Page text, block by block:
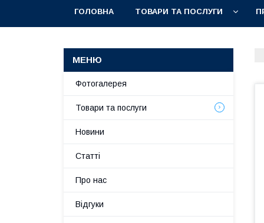
ГОЛОВНА ТОВАРИ ТА ПОСЛУГИ
Фотогалерея
Товари та послуги
Новини
Статті
Про нас
Відгуки